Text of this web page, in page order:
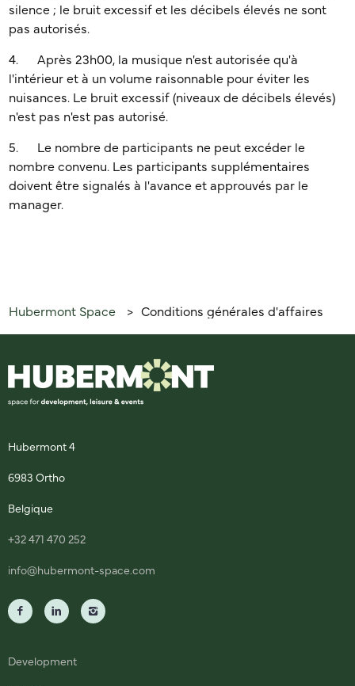
silence ; le bruit excessif et les décibels élevés ne sont
pas autorisés.
4. Après 23h00, la musique n'est autorisée qu'à
l'intérieur et à un volume raisonnable pour éviter les
nuisances. Le bruit excessif (niveaux de décibels élevés)
n'est pas n'est pas autorisé.
5. Le nombre de participants ne peut excéder le
nombre convenu. Les participants supplémentaires
doivent être signalés à l'avance et approuvés par le
manager.
Hubermont Space > Conditions générales d'affaires
Hubermont 4
6983 Ortho
Belgique
+32 471 470 252
info@hubermont-space.com
Development